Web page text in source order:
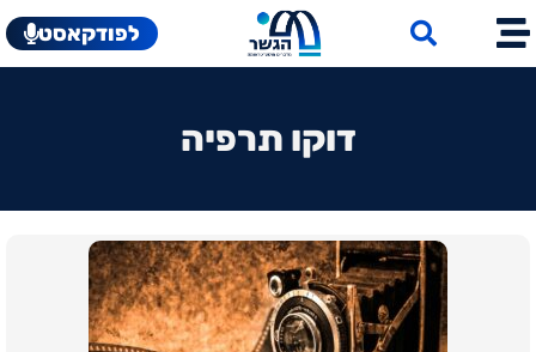
לפודקאסט
דוקו תרפיה